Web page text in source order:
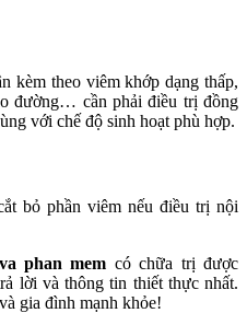
kèm theo viêm khớp dạng thấp,
đường… cần phải điều trị đồng
với chế độ sinh hoạt phù hợp.
bỏ phần viêm nếu điều trị nội
phan mem có chữa trị được
lời và thông tin thiết thực nhất.
gia đình mạnh khỏe!